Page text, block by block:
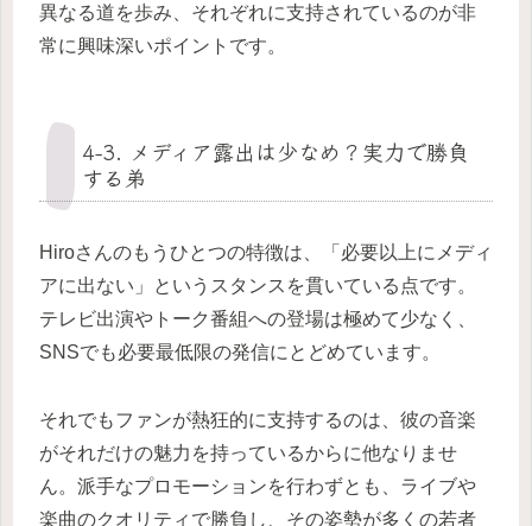
異なる道を歩み、それぞれに支持されているのが非
常に興味深いポイントです。
4-3. メディア露出は少なめ？実力で勝負
する弟
Hiroさんのもうひとつの特徴は、「必要以上にメディ
アに出ない」というスタンスを貫いている点です。
テレビ出演やトーク番組への登場は極めて少なく、
SNSでも必要最低限の発信にとどめています。
それでもファンが熱狂的に支持するのは、彼の音楽
がそれだけの魅力を持っているからに他なりませ
ん。派手なプロモーションを行わずとも、ライブや
楽曲のクオリティで勝負し、その姿勢が多くの若者